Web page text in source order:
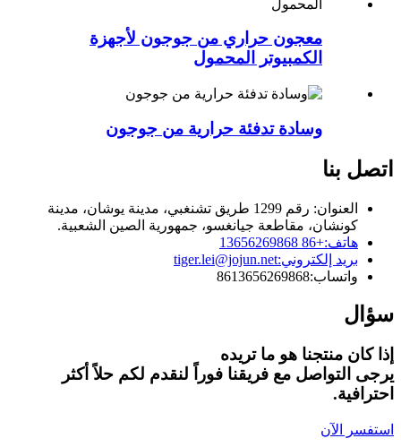
معجون حراري من جوجون لأجهزة
الكمبيوتر المحمول
وسادة تدفئة حرارية من جوجون
اتصل بنا
العنوان: رقم 1299 طريق تشنغبي، مدينة يوشان، مدينة
كونشان، مقاطعة جيانغسو، جمهورية الصين الشعبية.
هاتف:+86 13656269868
بريد إلكتروني:tiger.lei@jojun.net
واتساب:8613656269868
سؤال
إذا كان منتجنا هو ما تريده
يرجى التواصل مع فريقنا فوراً لنقدم لكم حلاً أكثر
احترافية.
استفسر الآن